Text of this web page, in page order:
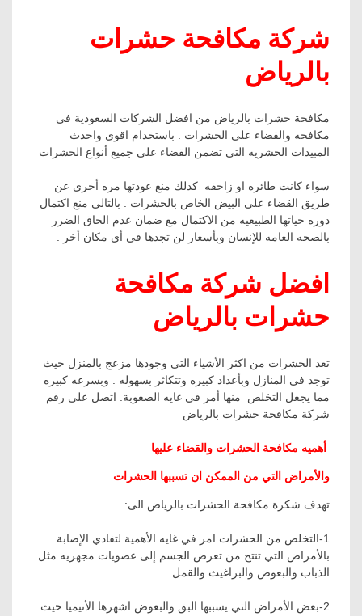
شركة مكافحة حشرات
بالرياض
مكافحة حشرات بالرياض من افضل الشركات السعودية في
مكافحه والقضاء على الحشرات . باستخدام اقوى واحدث
المبيدات الحشريه التي تضمن القضاء على جميع أنواع الحشرات
سواء كانت طائره او زاحفه كذلك منع عودتها مره أخرى عن
طريق القضاء على البيض الخاص بالحشرات
بالتالي منع اكتمال
دوره حياتها الطبيعيه من الاكتمال مع ضمان عدم الحاق الضرر
بالصحه العامه للإنسان وبأسعار لن تجدها في أي مكان أخر .
افضل شركة مكافحة
حشرات بالرياض
تعد الحشرات من اكثر الأشياء التي وجودها مزعج بالمنزل حيث
توجد في المنازل وبأعداد كبيره وتتكاثر بسهوله
وبسرعه كبيره
مما يجعل التخلص منها أمر في غايه الصعوبة. اتصل على رقم
شركة مكافحة حشرات بالرياض
أهميه مكافحة الحشرات والقضاء عليها
والأمراض التي من الممكن ان تسببها الحشرات
تهدف شكرة مكافحة الحشرات بالرياض الى:
1-التخلص من الحشرات امر في غايه الأهمية لتفادي الإصابة
بالأمراض التي تنتج من تعرض الجسم إلى عضويات مجهريه مثل
الذباب والبعوض والبراغيث والقمل .
2-بعض الأمراض التي يسببها البق والبعوض اشهرها الأنيميا حيث